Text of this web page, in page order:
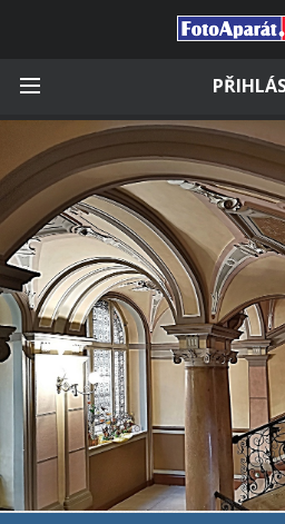
Zapomněli
Měli jste účet na